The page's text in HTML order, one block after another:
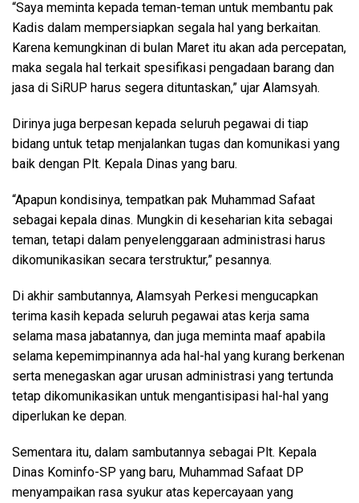
“Saya meminta kepada teman-teman untuk membantu pak
Kadis dalam mempersiapkan segala hal yang berkaitan.
Karena kemungkinan di bulan Maret itu akan ada percepatan,
maka segala hal terkait spesifikasi pengadaan barang dan
jasa di SiRUP harus segera dituntaskan,” ujar Alamsyah.
Dirinya juga berpesan kepada seluruh pegawai di tiap
bidang untuk tetap menjalankan tugas dan komunikasi yang
baik dengan Plt. Kepala Dinas yang baru.
“Apapun kondisinya, tempatkan pak Muhammad Safaat
sebagai kepala dinas. Mungkin di keseharian kita sebagai
teman, tetapi dalam penyelenggaraan administrasi harus
dikomunikasikan secara terstruktur,” pesannya.
Di akhir sambutannya, Alamsyah Perkesi mengucapkan
terima kasih kepada seluruh pegawai atas kerja sama
selama masa jabatannya, dan juga meminta maaf apabila
selama kepemimpinannya ada hal-hal yang kurang berkenan
serta menegaskan agar urusan administrasi yang tertunda
tetap dikomunikasikan untuk mengantisipasi hal-hal yang
diperlukan ke depan.
Sementara itu, dalam sambutannya sebagai Plt. Kepala
Dinas Kominfo-SP yang baru, Muhammad Safaat DP
menyampaikan rasa syukur atas kepercayaan yang